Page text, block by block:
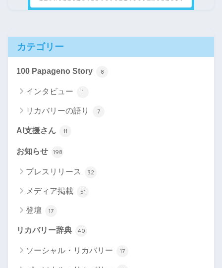
カテゴリー
100 Papageno Story 8
インタビュー 1
リカバリーの語り 7
AI支援さん 11
お知らせ 198
プレスリリース 32
メディア掲載 51
登壇 17
リカバリー辞典 40
ソーシャル・リカバリー 17